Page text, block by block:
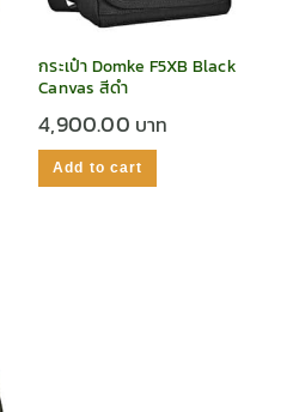
กระเป๋า Domke F5XB Black
Canvas สีดำ
4,900.00
Add to cart